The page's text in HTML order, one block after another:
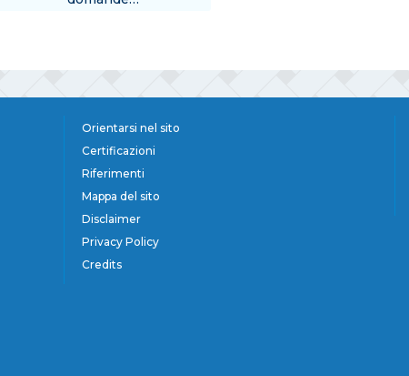
Orientarsi nel sito
Certificazioni
Riferimenti
Mappa del sito
Disclaimer
Privacy Policy
Credits